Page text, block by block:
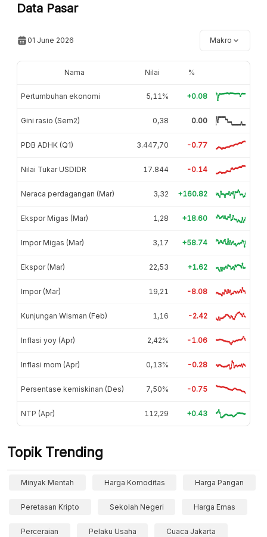
Data Pasar
01 June 2026 Makro
Nama Nilai %
Pertumbuhan ekonomi 5,11% +0.08
Gini rasio (Sem2) 0,38 0.00
PDB ADHK (Q1) 3.447,70 -0.77
Nilai Tukar USDIDR 17.844 -0.14
Neraca perdagangan (Mar) 3,32 +160.82
Ekspor Migas (Mar) 1,28 +18.60
Impor Migas (Mar) 3,17 +58.74
Ekspor (Mar) 22,53 +1.62
Impor (Mar) 19,21 -8.08
Kunjungan Wisman (Feb) 1,16 -2.42
Inflasi yoy (Apr) 2,42% -1.06
Inflasi mom (Apr) 0,13% -0.28
Persentase kemiskinan (Des) 7,50% -0.75
NTP (Apr) 112,29 +0.43
Topik Trending
Minyak Mentah Harga Komoditas Harga Pangan
Peretasan Kripto Sekolah Negeri Harga Emas
Perceraian Pelaku Usaha Cuaca Jakarta